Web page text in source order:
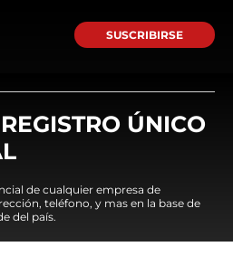
SUSCRIBIRSE
ÚNICO
de cualquier empresa de
teléfono, y mas en la base de
del país.